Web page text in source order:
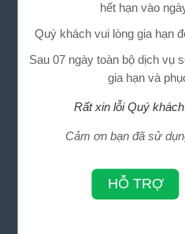
hết hạn vào
Quý khách vui lòng gia hạn
Sau 07 ngày toàn bộ dịch vụ
gia hạn và
Rất xin lỗi Quý
Cảm ơn bạn đã sử
HỖ TRỢ